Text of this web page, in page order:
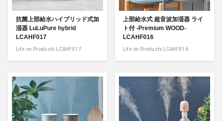
抗菌上部給水ハイブリッド式加
湿器 LuLuPure hybrid
LCAHF017
Life on Products LCAHF017
上部給水式 超音波加湿器 ライ
ト付 -Premium WOOD-
LCAHF016
Life on Products LCAHF016